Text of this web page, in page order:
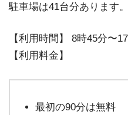
駐車場は41台分あります。
【利用時間】 8時45分〜
【利用料金】
最初の90分は無料